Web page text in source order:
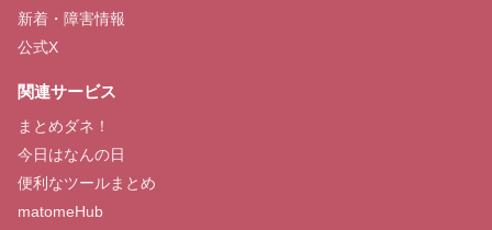
素人エロ配信
新着・障害情報
公式X
関連サービス
まとめダネ！
今日はなんの日
便利なツールまとめ
matomeHub